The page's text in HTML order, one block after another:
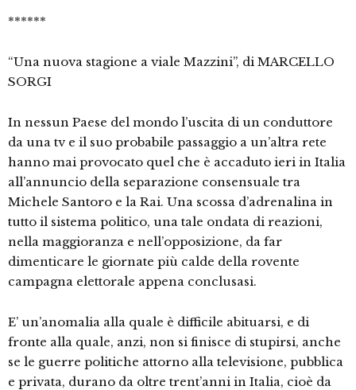
******
“Una nuova stagione a viale Mazzini”, di MARCELLO
SORGI
In nessun Paese del mondo l’uscita di un conduttore
da una tv e il suo probabile passaggio a un’altra rete
hanno mai provocato quel che è accaduto ieri in Italia
all’annuncio della separazione consensuale tra
Michele Santoro e la Rai. Una scossa d’adrenalina in
tutto il sistema politico, una tale ondata di reazioni,
nella maggioranza e nell’opposizione, da far
dimenticare le giornate più calde della rovente
campagna elettorale appena conclusasi.
E’ un’anomalia alla quale è difficile abituarsi, e di
fronte alla quale, anzi, non si finisce di stupirsi, anche
se le guerre politiche attorno alla televisione, pubblica
e privata, durano da oltre trent’anni in Italia, cioè da